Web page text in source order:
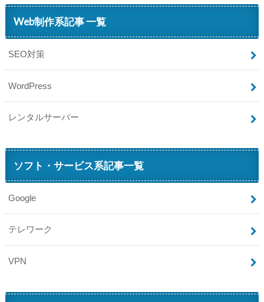
Web制作系記事 一覧
SEO対策
WordPress
レンタルサーバー
ソフト・サービス系記事一覧
Google
テレワーク
VPN